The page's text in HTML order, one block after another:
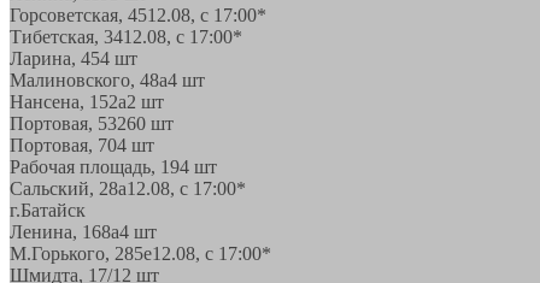
Горсоветская, 4512.08, с 17:00*
Тибетская, 3412.08, с 17:00*
Ларина, 454 шт
Малиновского, 48а4 шт
Нансена, 152а2 шт
Портовая, 53260 шт
Портовая, 704 шт
Рабочая площадь, 194 шт
Сальский, 28a12.08, с 17:00*
г.Батайск
Ленина, 168а4 шт
М.Горького, 285е12.08, с 17:00*
Шмидта, 17/1 2 шт